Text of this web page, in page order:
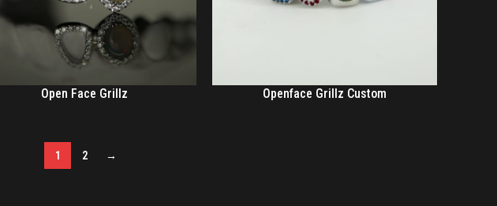
Open Face Grillz Openface Grillz Custom
1 2 →